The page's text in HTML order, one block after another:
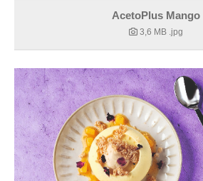
AcetoPlus Mango
3,6 MB .jpg